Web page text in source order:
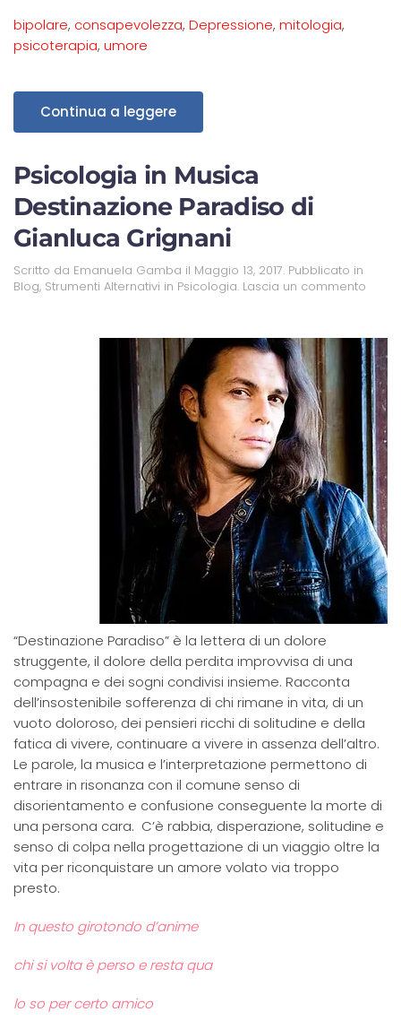
bipolare, consapevolezza, Depressione, mitologia,
psicoterapia, umore
Continua a leggere
Psicologia in Musica
Destinazione Paradiso di
Gianluca Grignani
Scritto da Emanuela Gamba il Maggio 13, 2017. Pubblicato in
Blog, Strumenti Alternativi in Psicologia. Lascia un commento
“Destinazione Paradiso” è la lettera di un dolore
struggente, il dolore della perdita improvvisa di una
compagna e dei sogni condivisi insieme. Racconta
dell’insostenibile sofferenza di chi rimane in vita, di un
vuoto doloroso, dei pensieri ricchi di solitudine e della
fatica di vivere, continuare a vivere in assenza dell’altro.
Le parole, la musica e l’interpretazione permettono di
entrare in risonanza con il comune senso di
disorientamento e confusione conseguente la morte di
una persona cara. C’è rabbia, disperazione, solitudine e
senso di colpa nella progettazione di un viaggio oltre la
vita per riconquistare un amore volato via troppo
presto.
In questo girotondo d’anime
chi si volta è perso e resta qua
lo so per certo amico